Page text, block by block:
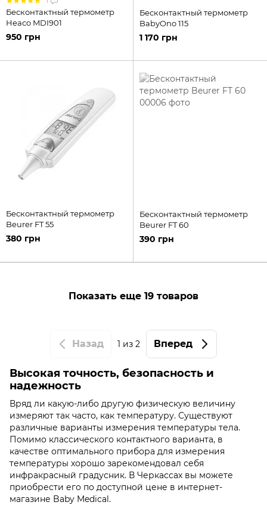
Бесконтактный термометр
Heaco MDI901
950 грн
Бесконтактный термометр
BabyOno 115
1 170 грн
Бесконтактный термометр
Beurer FT 55
380 грн
Бесконтактный термометр
Beurer FT 60
390 грн
Показать еще 19 товаров
Назад 1 из 2 Вперед
Высокая точность, безопасность и
надежность
Вряд ли какую-либо другую физическую величину
измеряют так часто, как температуру. Существуют
различные варианты измерения температуры тела.
Помимо классического контактного варианта, в
качестве оптимального прибора для измерения
температуры хорошо зарекомендовал себя
инфракрасный градусник. В Черкассах вы можете
приобрести его по доступной цене в интернет-
магазине Baby Medical.